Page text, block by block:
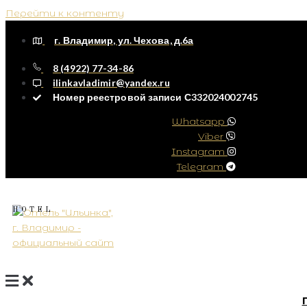
Перейти к контенту
г. Владимир, ул. Чехова, д.6а
8 (4922) 77-34-86
ilinkavladimir@yandex.ru
Номер реестровой записи С332024002745
Whatsapp
Viber
Instagram
Telegram
HOTEL